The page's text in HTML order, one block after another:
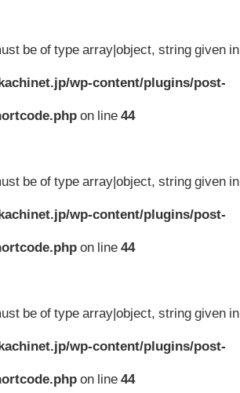
be of type array|object, string given in
wp-content/plugins/post-
on line44
be of type array|object, string given in
wp-content/plugins/post-
on line44
be of type array|object, string given in
wp-content/plugins/post-
on line44